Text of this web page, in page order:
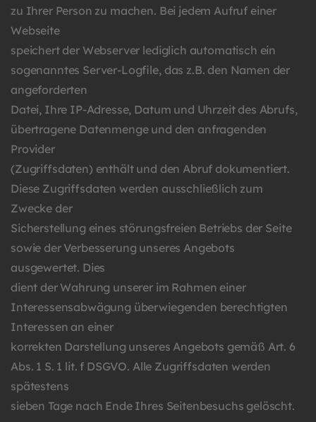
zu Ihrer Person zu machen. Bei jedem Aufruf einer
Webseite
speichert der Webserver lediglich automatisch ein
sogenanntes Server-Logfile, das z.B. den Namen der
angeforderten
Datei, Ihre IP-Adresse, Datum und Uhrzeit des Abrufs,
übertragene Datenmenge und den anfragenden
Provider
(Zugriffsdaten) enthält und den Abruf dokumentiert.
Diese Zugriffsdaten werden ausschließlich zum
Zwecke der
Sicherstellung eines störungsfreien Betriebs der Seite
sowie der Verbesserung unseres Angebots
ausgewertet. Dies
dient der Wahrung unserer im Rahmen einer
Interessensabwägung überwiegenden berechtigten
Interessen an einer
korrekten Darstellung unseres Angebots gemäß Art. 6
Abs. 1 S. 1 lit. f DSGVO. Alle Zugriffsdaten werden
spätestens
sieben Tage nach Ende Ihres Seitenbesuchs gelöscht.